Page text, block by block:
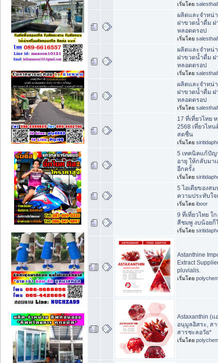
เริ่มโดย
ผลิตและจำหน่
ฝาขวดน้ำดื่ม ฝ
หลอดดรอป
เริ่มโดย
ผลิตและจำหน่
ฝาขวดน้ำดื่ม ฝ
หลอดดรอป
เริ่มโดย
ผลิตและจำหน่
ฝาขวดน้ำดื่ม ฝ
หลอดดรอป
เริ่มโดย
17 ที่เที่ยวไทย
2568 เที่ยวไห
สดชื่น
เริ่มโดย
5 เทคนิคแก้ปัญ
อายุ ให้กลับมา
อีกครั้ง
เริ่มโดย
5 ไอเดียของส
ความประทับใจ
เริ่มโดย iboor
9 ที่เที่ยวไทย ใ
สีชมพู งบน้อยก็
เริ่มโดย
Astanthine
Extract
pluvialis.
เริ่มโดย
Astaxanthin (
อนุมูลอิสระ, ส
สารชะลอวัย*
เริ่มโดย